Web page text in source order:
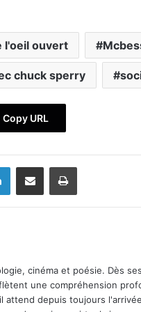
l'oeil ouvert
chuck sperry
Copy URL
cinéma et poésie. Dès
une compréhension
depuis toujours l'arrivée